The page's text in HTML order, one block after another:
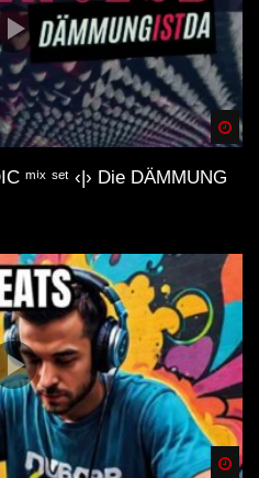
ᵐⁱˣ ˢᵉᵗ ‹|› Die DÄMMUNG